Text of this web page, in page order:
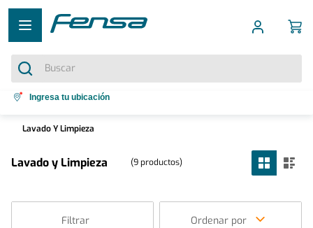
Buscar
Términos más buscados
cocina 5 platos
3. refrigerador no frost
secadora
Ingresa tu ubicación
Lavado Y Limpieza
Lavado y Limpieza 9productos
Filtrar Ordenar por